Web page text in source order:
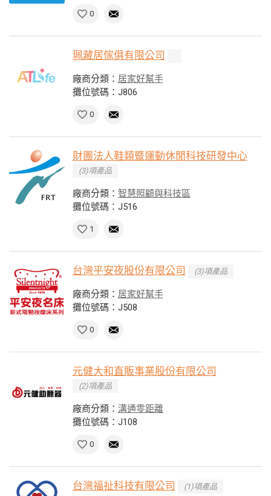
0
珮藏居傢俱有限公司
廠商分類： 居家好幫手
攤位號碼：J806
0
財團法人鞋類暨運動休閒科技研發中心
(3)項產品
廠商分類： 智慧照顧與科技區
攤位號碼：J516
1
台灣平安夜股份有限公司 (3)項產品
廠商分類： 居家好幫手
攤位號碼：J508
0
元健大和直販事業股份有限公司
(2)項產品
廠商分類： 溝通零距離
攤位號碼：J108
0
台灣福祉科技有限公司 (1)項產品